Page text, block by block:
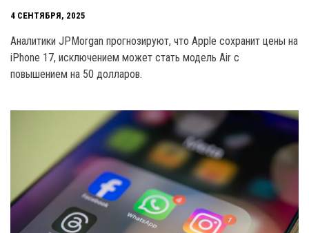
4 СЕНТЯБРЯ, 2025
Аналитики JPMorgan прогнозируют, что Apple сохранит цены на
iPhone 17, исключением может стать модель Air с
повышением на 50 долларов.